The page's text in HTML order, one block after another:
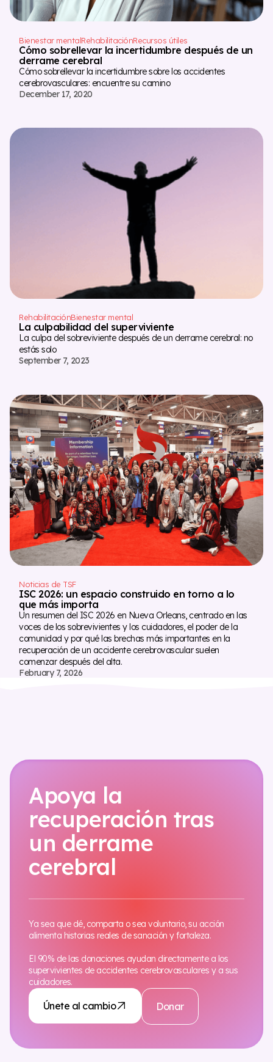
Bienestar mentalRehabilitaciónRecursos útiles
Cómo sobrellevar la incertidumbre después de un
derrame cerebral
Cómo sobrellevar la incertidumbre sobre los accidentes
cerebrovasculares: encuentre su camino
December 17, 2020
RehabilitaciónBienestar mental
La culpabilidad del superviviente
La culpa del sobreviviente después de un derrame cerebral: no
estás solo
September 7, 2023
Noticias de TSF
ISC 2026: un espacio construido en torno a lo
que más importa
Un resumen del ISC 2026 en Nueva Orleans, centrado en las
voces de los sobrevivientes y los cuidadores, el poder de la
comunidad y por qué las brechas más importantes en la
recuperación de un accidente cerebrovascular suelen
comenzar después del alta.
February 7, 2026
Apoya la
recuperación tras
un derrame
cerebral
Únete al cambio Donar
Ya sea que dé, comparta o sea voluntario, su acción
alimenta historias reales de sanación y fortaleza.
El 90% de las donaciones ayudan directamente a los
supervivientes de accidentes cerebrovasculares y a sus
cuidadores.